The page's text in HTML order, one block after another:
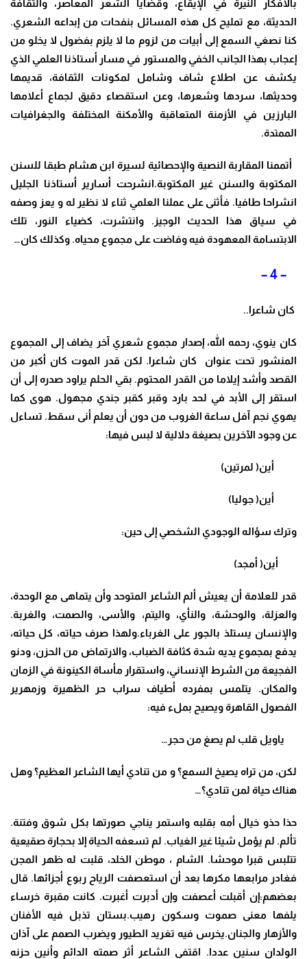
بالأفكار النيرة في الإيقاع، وقضايا الشعر المعاصر، والثقافة
الحديثة، مع تمليح كل هذه المسائل بنفحات من إبداعه الشعري.
كنا نصغي السمع إلى أبيات من لزوم ما لا يلزم بفضول لا يخلو من
إعجاب بهذا الجانب الخفي والمستور في مسار أستاذنا العلمي الذي
يكشف عن اطلاع شاف وشامل لمكونات الثقافة، قديمها
وحديثها، سردها وشعرها، وعن استقصاء دقيق لجماع أعلامها
البارزين في الأزمنة المتعاقبة والأمكنة المختلفة والجغرافيات
الممتدة.
أتممنا المقاربة النصية والإحصائية لسيرة ابن هشام طبقا للسنن
المكتوبة والسنن غير المكتوبة.انشرحت أسارير أستاذنا الجليل
انشراحا طافيا. فأثنى على عملنا العلمي ثناء لا نظير له و يعز وصفه
في سياق هذا الحديث الوجيز. وانتشرت، كضياء النور، تلك
الابتسامة المعهودة فيه وفاضت على مجموع محياه. وكذلك كان…
– 4 –
كان شاعرا..
كان ينوي، رحمه الله، إصدار مجموع شعري آخر يضاف إلى المجموع
المنشور تحت عنوان كان شاعرا. لكن قدر الموت كان أكبر من
القصد وأشد إيلاما من القدر المحتوم. بقي الحلم يراود صدره إلى أن
استقر إلى الأبد في لحد بارد وقبر كقبر جندي مجهول. هوى كما
يهوي نجم آفل ساعة الغروب من دون أن يعلم أنى سقط. تساءل
عن وجود الآخرين بصيغة دلالية لا لبس فيها:
أين( لمرتين)
أين( جوليا)
وترك سؤاله الوجودي الشخصي إلى حين:
أين( أمجد)
قدر للعلامة أن يعيش ألم الشاعر المتوحد وأن يتماهى مع الوحدة،
والعزلة، والوحشة، والنأي، واليتم، والأسى، والصمت، والغربة.
والإنسان يستلذ بالجور على الغرباء.ولهذا صرف حياته، كل حياته،
يدفع بمجموع يديه شدة كثافة الضباب، والارتماض من الحزن، ودنو
الفجيعة من الشرط الإنساني، واستقرار مأساة الكينونة في الزمان
والمكان. يتلمس بمفرده أطياف سراب حر الظهيرة وزمهرير
الفصول القاهرة ويصيح بملء فيه:
ياويل قلب لم يصغ من حجر…
لكن، من تراه يصيخ السمع؟ و من تنادي أيها الشاعر العظيم؟ وهل
هناك حياة لمن تنادي؟…
حذا حذو خيال أمه بقلبه واستمر يناجي صورتها بكل شوق وفتنة.
تألم. لم يؤمل شيئا غير الغياب. لم تسعفه الحياة إلا بحجارة صقيعية
تتلبس قبرا موحشا. الشام ، موطن الخلد، قلبت له ظهر المجن
فغادر مرابعها مكرها بعد أن استعصفت الرياح ربوع أجزائها. قال
بعضهم:إن أقبلت أعصفت وإن أدبرت أغبرت. كانت مقبرة خرساء
يلفها معنى صموت وسكون رهيب.بستان تذبل فيه الأفنان
والأزهار والجنان.يخرس فيه تغريد الطيور ويضرب الصمم على آذان
الولدان سنين عددا. اقتفى الشاعر أثر صمته الدائم وأنين حزنه